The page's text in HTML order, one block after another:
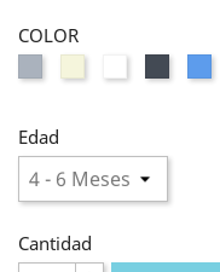
COLOR
Edad
Cantidad